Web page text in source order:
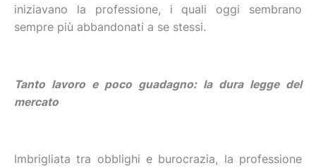
iniziavano la professione, i quali oggi sembrano
sempre più abbandonati a se stessi.
Tanto lavoro e poco guadagno: la dura legge del
mercato
Imbrigliata tra obblighi e burocrazia, la professione